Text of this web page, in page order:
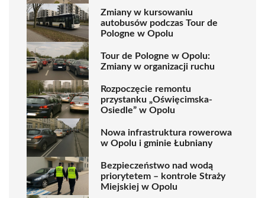
Zmiany w kursowaniu
autobusów podczas Tour de
Pologne w Opolu
Tour de Pologne w Opolu:
Zmiany w organizacji ruchu
Rozpoczęcie remontu
przystanku „Oświęcimska-
Osiedle” w Opolu
Nowa infrastruktura rowerowa
w Opolu i gminie Łubniany
Bezpieczeństwo nad wodą
priorytetem – kontrole Straży
Miejskiej w Opolu